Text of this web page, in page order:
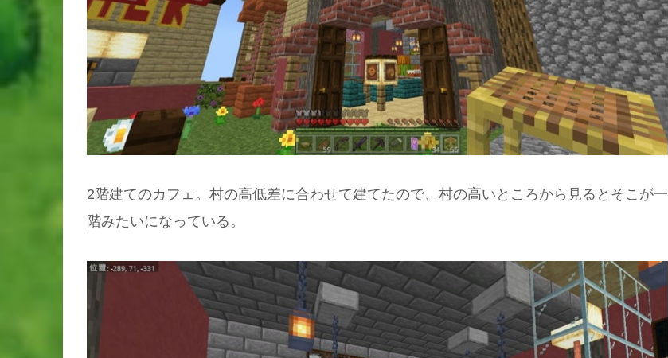
2階建てのカフェ。村の高低差に合わせて建てたので、村の高いところから見るとそこが一
階みたいになっている。